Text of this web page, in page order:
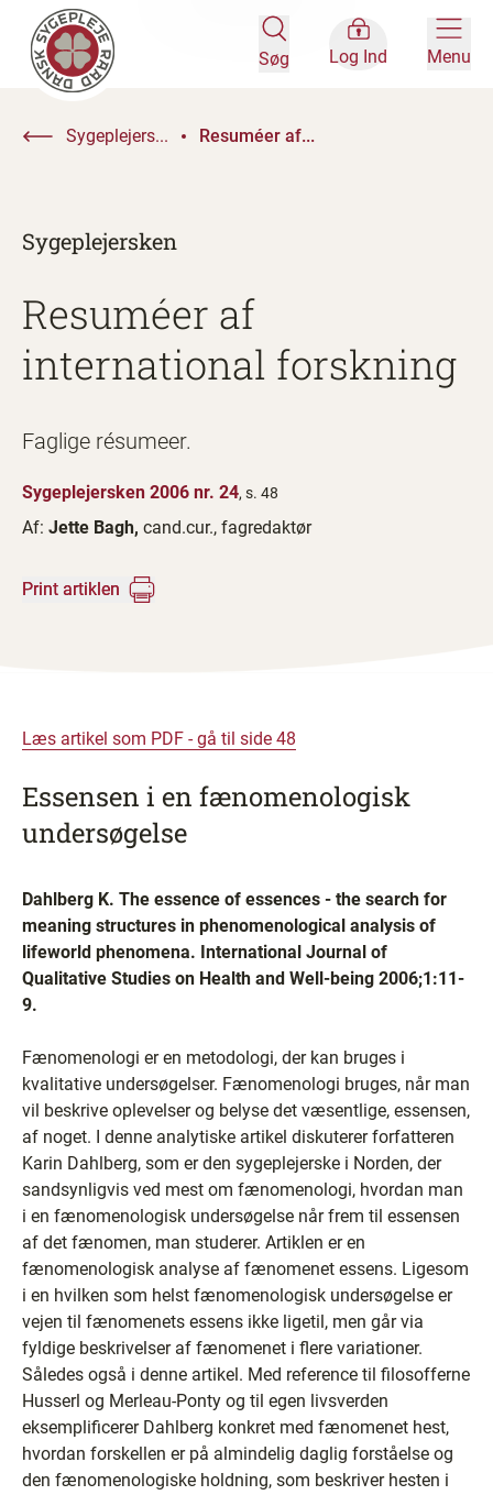
Søg Log Ind Menu
Sygeplejers... Resuméer af...
Sygeplejersken
Resuméer af
international forskning
Faglige résumeer.
Sygeplejersken 2006 nr. 24, s. 48
Af: Jette Bagh, cand.cur., fagredaktør
Print artiklen
Læs artikel som PDF - gå til side 48
Essensen i en fænomenologisk
undersøgelse
Dahlberg K. The essence of essences - the search for
meaning structures in phenomenological analysis of
lifeworld phenomena. International Journal of
Qualitative Studies on Health and Well-being 2006;1:11-
9.
Fænomenologi er en metodologi, der kan bruges i
kvalitative undersøgelser. Fænomenologi bruges, når man
vil beskrive oplevelser og belyse det væsentlige, essensen,
af noget. I denne analytiske artikel diskuterer forfatteren
Karin Dahlberg, som er den sygeplejerske i Norden, der
sandsynligvis ved mest om fænomenologi, hvordan man
i en fænomenologisk undersøgelse når frem til essensen
af det fænomen, man studerer. Artiklen er en
fænomenologisk analyse af fænomenet essens. Ligesom
i en hvilken som helst fænomenologisk undersøgelse er
vejen til fænomenets essens ikke ligetil, men går via
fyldige beskrivelser af fænomenet i flere variationer.
Således også i denne artikel. Med reference til filosofferne
Husserl og Merleau-Ponty og til egen livsverden
eksemplificerer Dahlberg konkret med fænomenet hest,
hvordan forskellen er på almindelig daglig forståelse og
den fænomenologiske holdning, som beskriver hesten i